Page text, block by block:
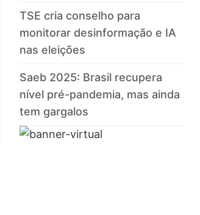
TSE cria conselho para
monitorar desinformação e IA
nas eleições
Saeb 2025: Brasil recupera
nível pré-pandemia, mas ainda
tem gargalos